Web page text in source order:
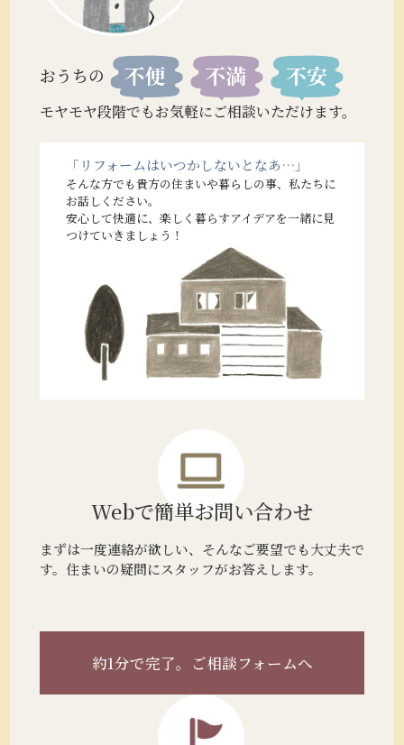
おうちの
モヤモヤ段階でもお気軽にご相談いただけます。
「リフォームはいつかしないとなあ…」
そんな方でも貴方の住まいや暮らしの事、私たちに
お話しください。
安心して快適に、楽しく暮らすアイデアを一緒に見
つけていきましょう！
Webで簡単お問い合わせ
まずは一度連絡が欲しい、そんなご要望でも大丈夫で
す。住まいの疑問にスタッフがお答えします。
約1分で完了。 ご相談フォームへ